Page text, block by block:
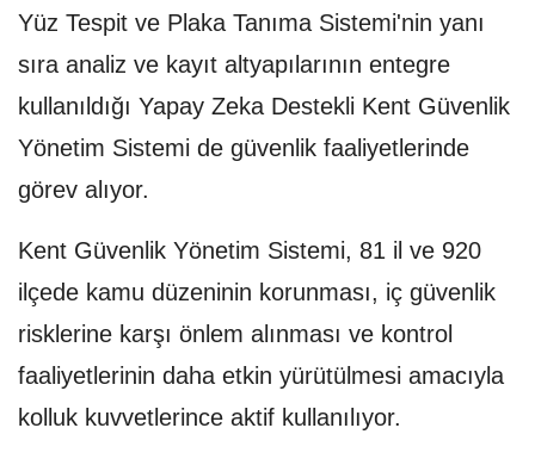
Yüz Tespit ve Plaka Tanıma Sistemi'nin yanı
sıra analiz ve kayıt altyapılarının entegre
kullanıldığı Yapay Zeka Destekli Kent Güvenlik
Yönetim Sistemi de güvenlik faaliyetlerinde
görev alıyor.
Kent Güvenlik Yönetim Sistemi, 81 il ve 920
ilçede kamu düzeninin korunması, iç güvenlik
risklerine karşı önlem alınması ve kontrol
faaliyetlerinin daha etkin yürütülmesi amacıyla
kolluk kuvvetlerince aktif kullanılıyor.